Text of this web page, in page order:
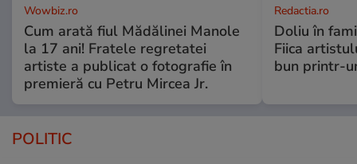
Wowbiz.ro
Cum arată fiul Mădălinei Manole
la 17 ani! Fratele regretatei
artiste a publicat o fotografie în
premieră cu Petru Mircea Jr.
Redactia.ro
Doliu în
Fiica
bun printr-
POLITIC